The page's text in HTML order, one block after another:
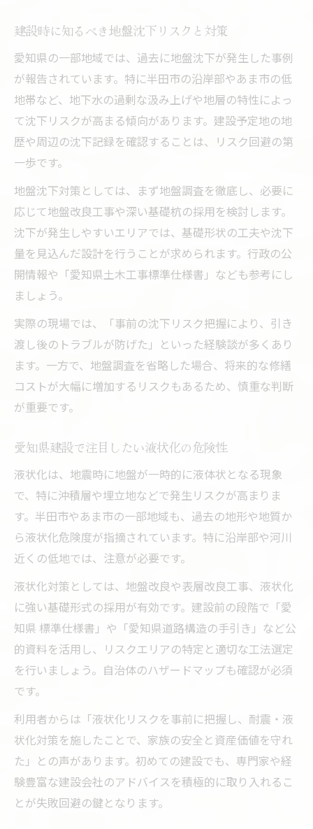
方
地盤調査と標準構造図の読み解き方を解説
建設における出来形管理基準の活用ポイン
ト
建設リスクを減らすための現場必携知識
住みやすさで考える愛知の建設エリア選び
暮らしやすい建設地を選ぶための地盤評価
消滅可能性都市と建設の関係性をチェック
建設地選びに役立つ人口動態の見極め方
建設の安心を支えるエリア情報活用術
建設計画に役立つ地盤情報と将来展望
方
将来展望をふまえた建設地選びの判断基準
建設成功のカギとなる土木工事標準仕様書
建設における出来形管理基準の最新動向
建設時に知るべき地盤沈下リスクと対策
愛知県の一部地域では、過去に地盤沈下が発生した事例
が報告されています。特に半田市の沿岸部やあま市の低
地帯など、地下水の過剰な汲み上げや地層の特性によっ
て沈下リスクが高まる傾向があります。建設予定地の地
歴や周辺の沈下記録を確認することは、リスク回避の第
一歩です。
地盤沈下対策としては、まず地盤調査を徹底し、必要に
応じて地盤改良工事や深い基礎杭の採用を検討します。
沈下が発生しやすいエリアでは、基礎形状の工夫や沈下
量を見込んだ設計を行うことが求められます。行政の公
開情報や「愛知県土木工事標準仕様書」なども参考にし
ましょう。
実際の現場では、「事前の沈下リスク把握により、引き
渡し後のトラブルが防げた」といった経験談が多くあり
ます。一方で、地盤調査を省略した場合、将来的な修繕
コストが大幅に増加するリスクもあるため、慎重な判断
が重要です。
愛知県建設で注目したい液状化の危険性
液状化は、地震時に地盤が一時的に液体状となる現象
で、特に沖積層や埋立地などで発生リスクが高まりま
す。半田市やあま市の一部地域も、過去の地形や地質か
ら液状化危険度が指摘されています。特に沿岸部や河川
近くの低地では、注意が必要です。
液状化対策としては、地盤改良や表層改良工事、液状化
に強い基礎形式の採用が有効です。建設前の段階で「愛
知県 標準仕様書」や「愛知県道路構造の手引き」など公
的資料を活用し、リスクエリアの特定と適切な工法選定
を行いましょう。自治体のハザードマップも確認が必須
です。
利用者からは「液状化リスクを事前に把握し、耐震・液
状化対策を施したことで、家族の安全と資産価値を守れ
た」との声があります。初めての建設でも、専門家や経
験豊富な建設会社のアドバイスを積極的に取り入れるこ
とが失敗回避の鍵となります。